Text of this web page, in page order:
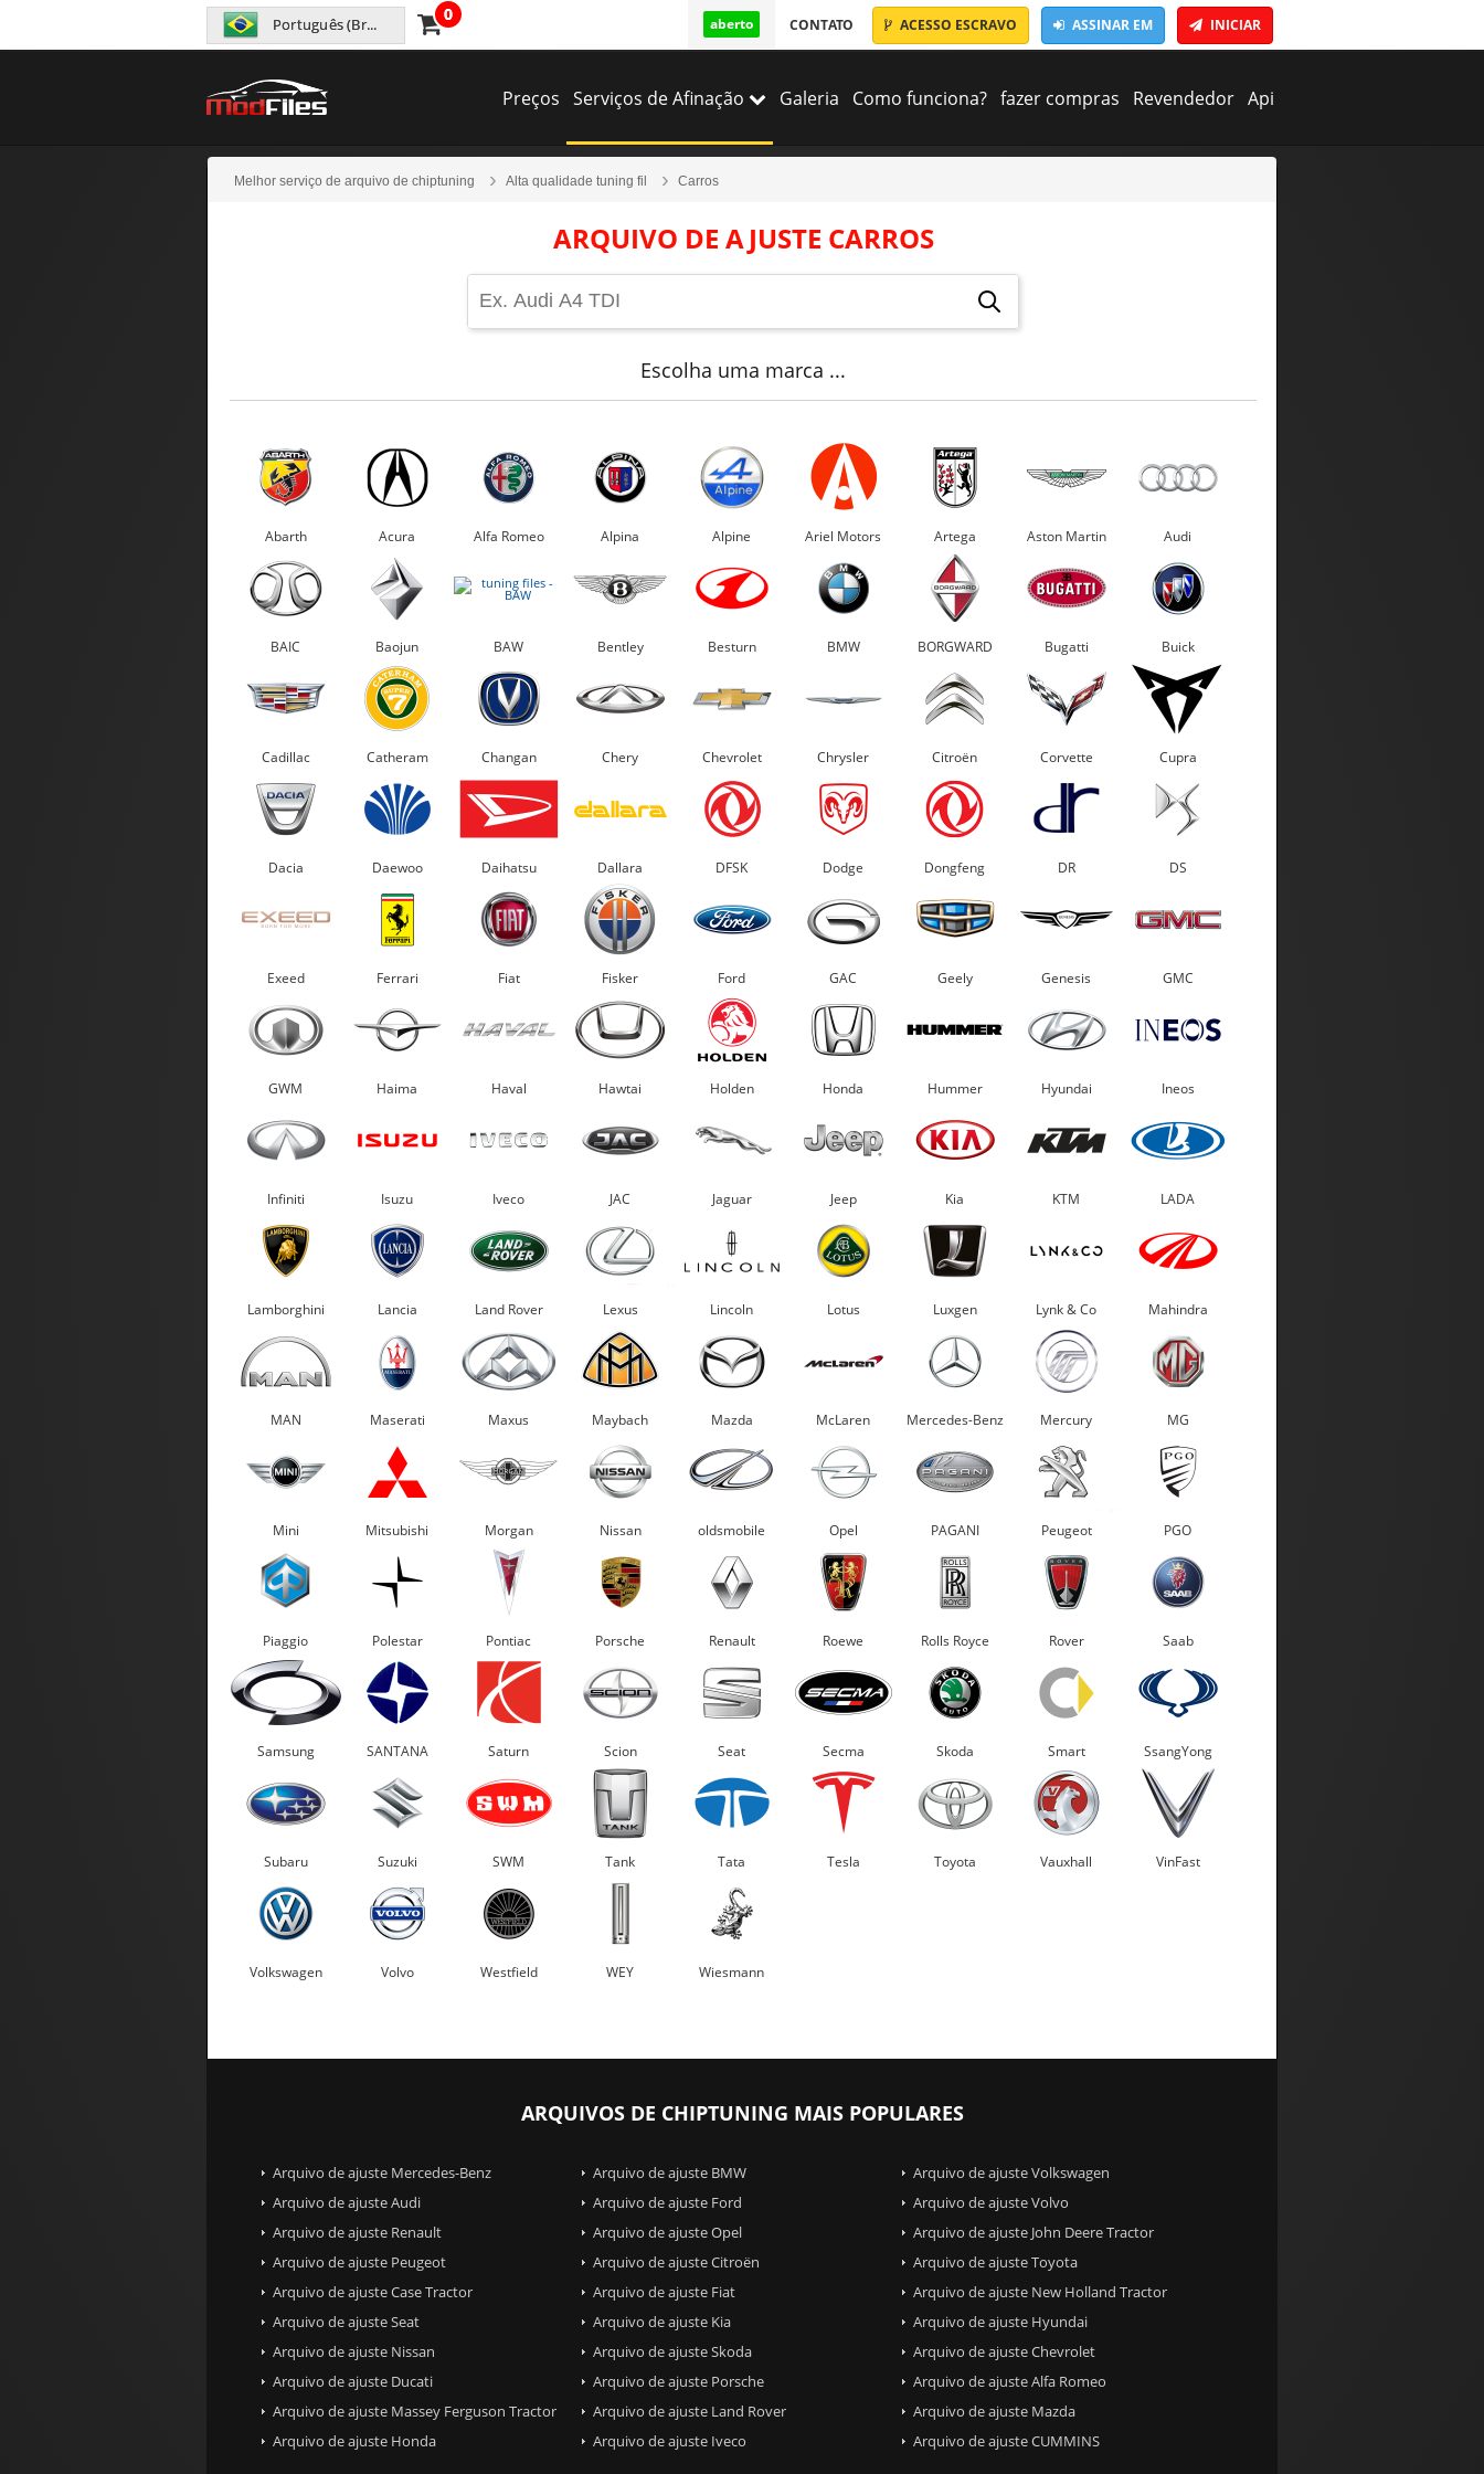
Português (Brasil)
0 aberto CONTATO ACESSO ESCRAVO ASSINAR EM INICIAR
Preços Serviços de Afinação Galeria Como funciona? fazer compras Revendedor Api
Melhor serviço de arquivo de chiptuning Alta qualidade tuning fil Carros
ARQUIVO DE AJUSTE CARROS
Escolha uma marca ...
Abarth Acura Alfa Romeo Alpina Alpine Ariel Motors Artega Aston Martin Audi
BAIC Baojun BAW Bentley Besturn BMW BORGWARD Bugatti Buick
Cadillac Catheram Changan Chery Chevrolet Chrysler Citroën Corvette Cupra
Dacia Daewoo Daihatsu Dallara DFSK Dodge Dongfeng DR DS
Exeed Ferrari Fiat Fisker Ford GAC Geely Genesis GMC
GWM Haima Haval Hawtai Holden Honda Hummer Hyundai Ineos
Infiniti Isuzu Iveco JAC Jaguar Jeep Kia KTM LADA
Lamborghini Lancia Land Rover Lexus Lincoln Lotus Luxgen Lynk & Co Mahindra
MAN Maserati Maxus Maybach Mazda McLaren Mercedes-Benz Mercury MG
Mini Mitsubishi Morgan Nissan oldsmobile Opel PAGANI Peugeot PGO
Piaggio Polestar Pontiac Porsche Renault Roewe Rolls Royce Rover Saab
Samsung SANTANA Saturn Scion Seat Secma Skoda Smart SsangYong
Subaru Suzuki SWM Tank Tata Tesla Toyota Vauxhall VinFast
Volkswagen Volvo Westfield WEY Wiesmann
ARQUIVOS DE CHIPTUNING MAIS POPULARES
Arquivo de ajuste Mercedes-Benz Arquivo de ajuste BMW
Arquivo de ajuste Volkswagen
Arquivo de ajuste Audi
Arquivo de ajuste Ford
Arquivo de ajuste Volvo
Arquivo de ajuste Renault
Arquivo de ajuste Opel
Arquivo de ajuste John Deere Tractor
Arquivo de ajuste Peugeot
Arquivo de ajuste Citroën
Arquivo de ajuste Toyota
Arquivo de ajuste Case Tractor
Arquivo de ajuste Fiat
Arquivo de ajuste New Holland Tractor
Arquivo de ajuste Seat
Arquivo de ajuste Kia
Arquivo de ajuste Hyundai
Arquivo de ajuste Nissan
Arquivo de ajuste Skoda
Arquivo de ajuste Chevrolet
Arquivo de ajuste Ducati
Arquivo de ajuste Porsche
Arquivo de ajuste Alfa Romeo
Arquivo de ajuste Massey Ferguson Tractor
Arquivo de ajuste Land Rover
Arquivo de ajuste Mazda
Arquivo de ajuste Honda
Arquivo de ajuste Iveco Arquivo de ajuste CUMMINS